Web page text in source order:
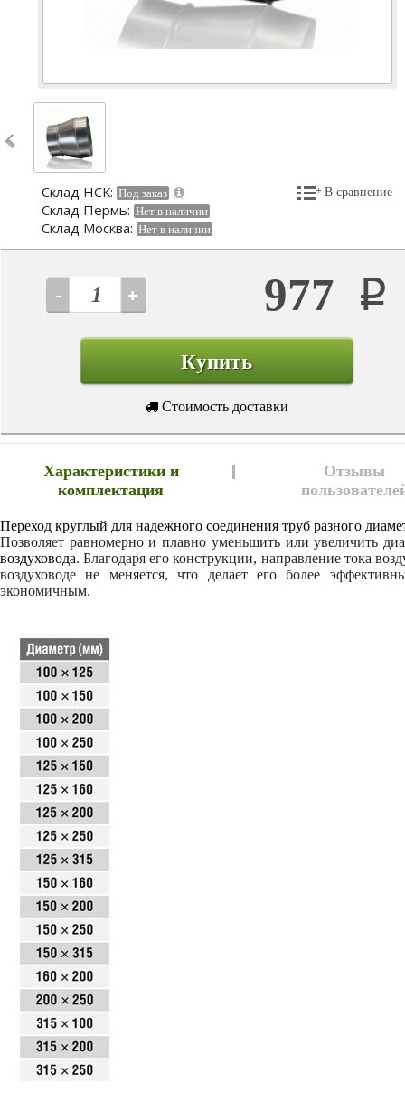
Склад НСК: Под заказ
Склад Пермь: Нет в наличии
Склад Москва: Нет в наличии
В сравнение
977 Р
Купить
Стоимость доставки
Характеристики и
комплектация
Отзывы
Переход круглый для надежного соединения труб разного
Позволяет равномерно и плавно уменьшить или увеличить
воздуховода. Благодаря его конструкции, направление тока
воздуховоде не меняется, что делает его более
экономичным.